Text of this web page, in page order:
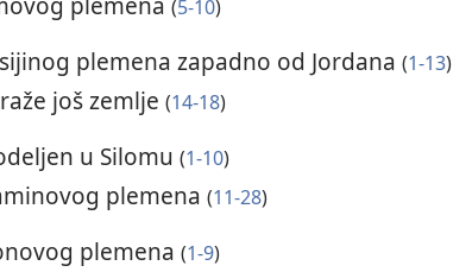
(5-10)
plemena zapadno od Jordana (1-13)
još zemlje (14-18)
u Silomu (1-10)
plemena (11-28)
plemena (1-9)